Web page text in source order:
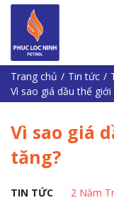
Trang chủ / Tin tức /
Vì sao giá dầu thế
Vì sao giá
tăng?
TIN TỨC 2 Năm